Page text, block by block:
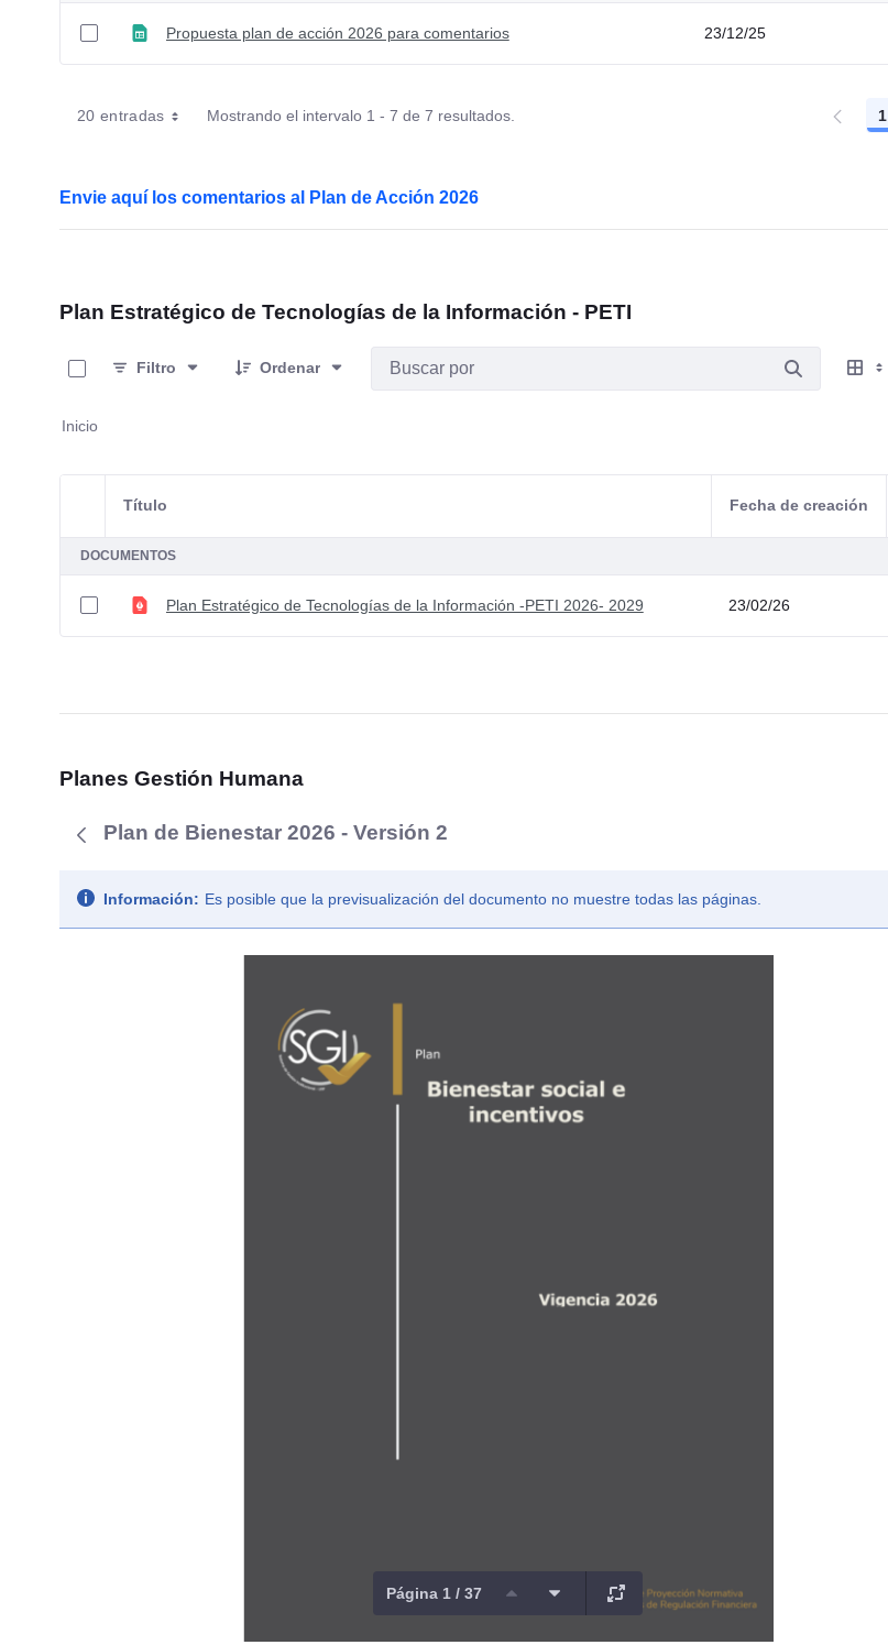
Propuesta plan de acción 2026 para comentarios 23/12/25
20 entradas Mostrando el intervalo 1 - 7 de 7 resultados. 1
Envie aquí los comentarios al Plan de Acción 2026
Plan Estratégico de Tecnologías de la Información - PETI
Filtro
Ordenar
Inicio
Selección del elemento
Título Fecha de creación
DOCUMENTOS
Plan Estratégico de Tecnologías de la Información -PETI 2026- 2029 23/02/26
Planes Gestión Humana
Plan de Bienestar 2026 - Versión 2
Información: Es posible que la previsualización del documento no muestre todas las páginas.
Página 1 / 37